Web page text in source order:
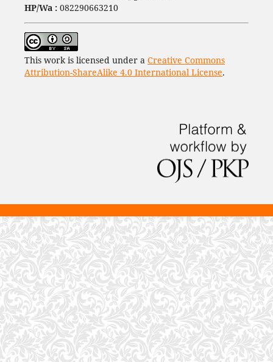
HP/Wa : 082290663210
This work is licensed under a Creative Commons
Attribution-ShareAlike 4.0 International License.